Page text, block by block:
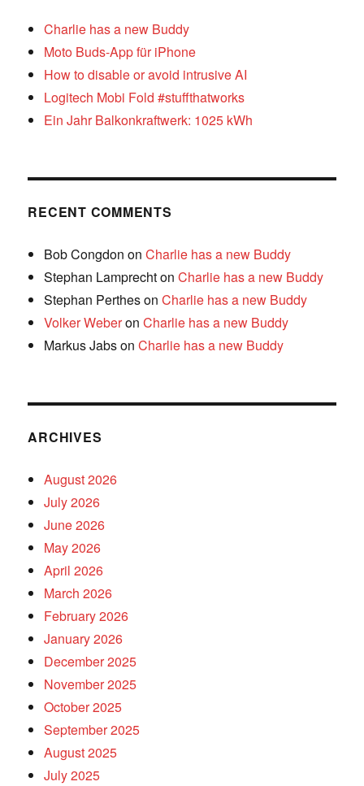
Charlie has a new Buddy
Moto Buds-App für iPhone
How to disable or avoid intrusive AI
Logitech Mobi Fold #stuffthatworks
Ein Jahr Balkonkraftwerk: 1025 kWh
RECENT COMMENTS
Bob Congdon onCharlie has a new Buddy
Stephan LamprechtonCharlie has a new Buddy
Stephan PerthesonCharlie has a new Buddy
Volker WeberonCharlie has a new Buddy
Markus JabsonCharlie has a new Buddy
ARCHIVES
August 2026
July 2026
June 2026
May 2026
April 2026
March 2026
February 2026
January 2026
December 2025
November 2025
October 2025
September 2025
August 2025
July 2025